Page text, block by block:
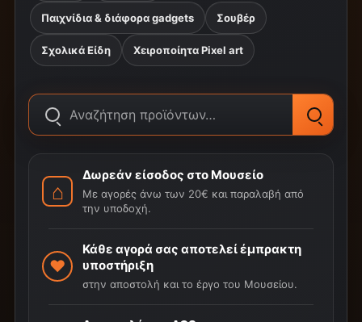
Παιχνίδια & διάφορα gadgets Σουβέρ
Σχολικά Είδη Χειροποίητα Pixel art
Δωρεάν είσοδος στο Μουσείο
Με αγορές άνω των 20€ και παραλαβή από
την υποδοχή.
Κάθε αγορά σας αποτελεί έμπρακτη
υποστήριξη
στην αποστολή και το έργο του Μουσείου.